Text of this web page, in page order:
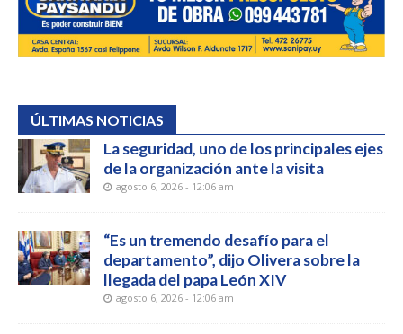
ÚLTIMAS NOTICIAS
La seguridad, uno de los principales ejes
de la organización ante la visita
agosto 6, 2026 - 12:06 am
“Es un tremendo desafío para el
departamento”, dijo Olivera sobre la
llegada del papa León XIV
agosto 6, 2026 - 12:06 am